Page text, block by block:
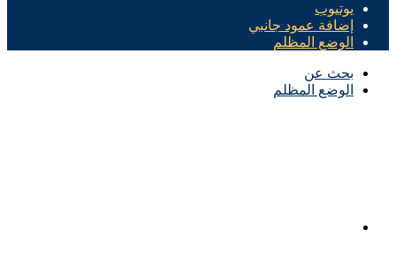
يوتيوب
إضافة عمود جانبي
الوضع المظلم
بحث عن
الوضع المظلم